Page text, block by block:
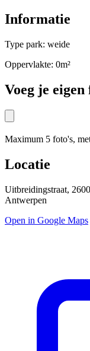
Informatie
Type park: weide
Oppervlakte: 0m²
Voeg je eigen
Maximum 5 foto's,
Locatie
Uitbreidingstraat,
Antwerpen
Open in Google Maps